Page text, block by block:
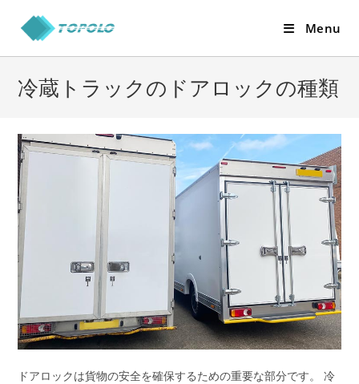
Menu
冷蔵トラックのドアロックの種類
ドアロックは貨物の安全を確保するための重要な部分です。 冷